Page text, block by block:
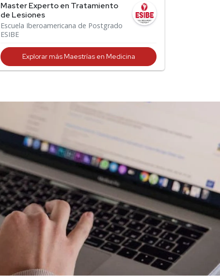
Master Experto en Tratamiento
de Lesiones
Escuela Iberoamericana de Postgrado
ESIBE
Explorar más Maestrías en Medicina